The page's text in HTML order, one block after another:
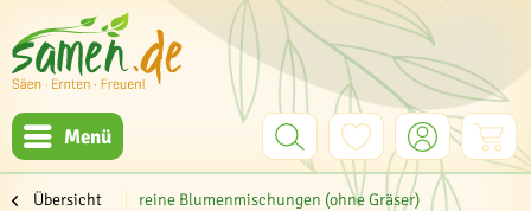
Menü
Übersicht reine Blumenmischungen (ohne Gräser)